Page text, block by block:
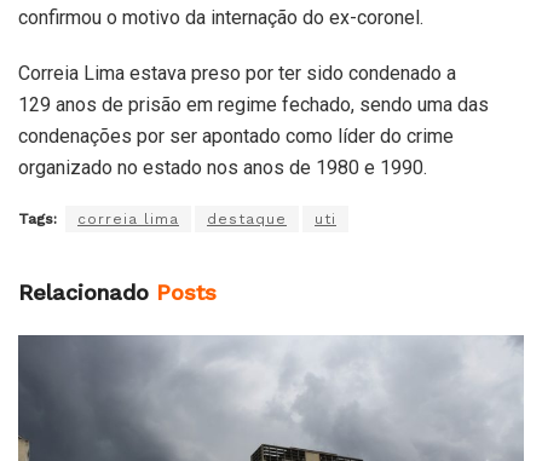
confirmou o motivo da internação do ex-coronel.
Correia Lima estava preso por ter sido condenado a
129 anos de prisão em regime fechado, sendo uma das
condenações por ser apontado como líder do crime
organizado no estado nos anos de 1980 e 1990.
Tags: correia lima destaque uti
Relacionado Posts